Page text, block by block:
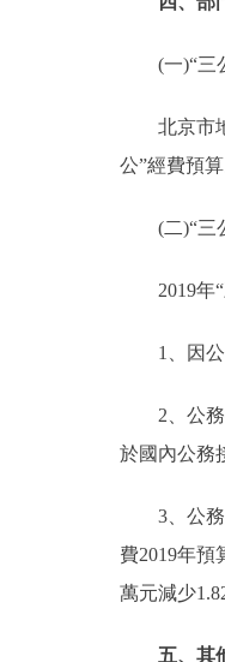
(一)“三公
北京市地
公”經費預算
(二)“三公
2019年“
1、因公出
2、公務接
於國內公務
3、公務用
費2019年預
萬元減少
五、其